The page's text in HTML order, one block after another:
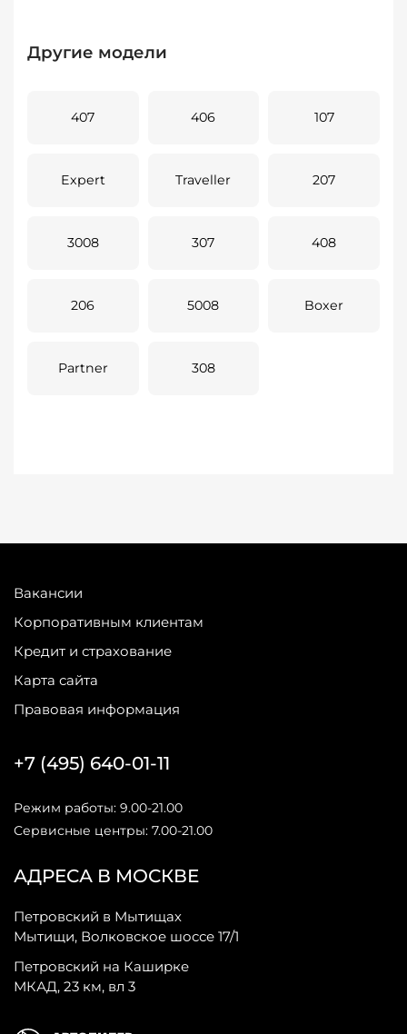
Другие модели
407 406 107
Expert Traveller 207
3008 307 408
206 5008 Boxer
Partner 308
Вакансии
Корпоративным клиентам
Кредит и страхование
Карта сайта
Правовая информация
АДРЕСА В МОСКВЕ
Петровский в Мытищах
Мытищи, Волковское шоссе 17/1
Петровский на Каширке
МКАД, 23 км, вл 3
+7 (495) 640-01-11
Режим работы: 9.00-21.00
Сервисные центры: 7.00-21.00